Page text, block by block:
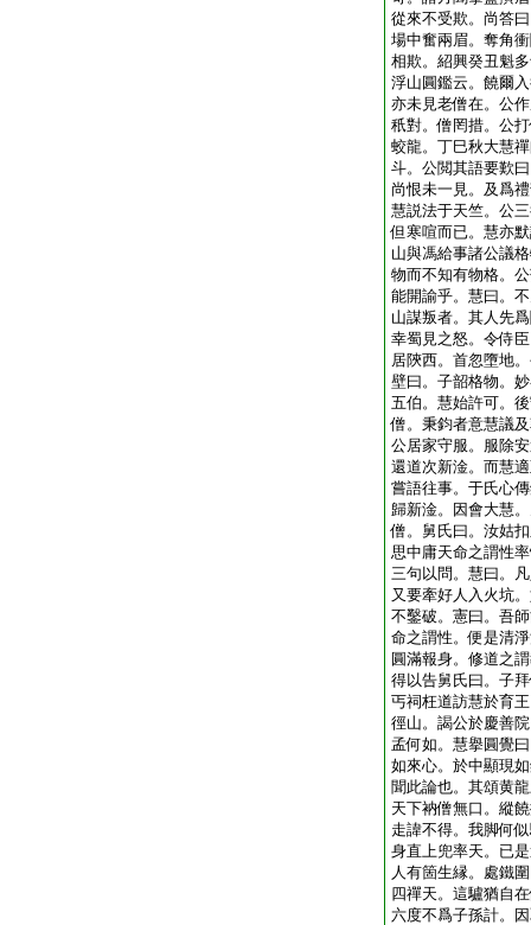
從來不受欺。尚答
場中奮兩眉。奪角
相欺。紹興癸丑魁
浮山圓鑑云。饒爾
亦未見老僧在。公
秖對。僧罔措。公
蛟龍。丁巳秋大慧
斗。公閲其語要歎
尚恨未一見。及爲
慧説法于天竺。公
但寒喧而已。慧亦
山與馮給事諸公議
物而不知有物格。
能開諭乎。慧曰。
山謀叛者。其人先
幸蜀見之怒。令侍
居陝西。首忽墮地
壁曰。子韶格物。
五伯。慧始許可。
僧。秉鈞者意慧議
公居家守服。服除
還道次新淦。而慧
嘗語往事。于氏心
歸新淦。因會大慧
僧。舅氏曰。汝姑
思中庸天命之謂性
三句以問。慧曰。
又要牽好人入火坑
不鑿破。憲曰。吾
命之謂性。便是清
圓滿報身。修道之
得以告舅氏曰。子
丐祠枉道訪慧於育
徑山。謁公於慶善
孟何如。慧擧圓覺
如來心。於中顯現
聞此論也。其頌黄
天下衲僧無口。縱
走諱不得。我脚何
身直上兜率天。已
人有箇生縁。處鐵
四禪天。這驢猶自
六度不爲子孫計。